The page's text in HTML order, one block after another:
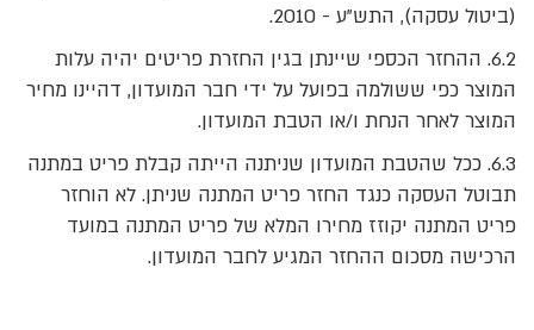
(ביטול עסקה), התש"ע - 2010.
6.2. ההחזר הכספי שיינתן בגין החזרת פריטים יהיה עלות
המוצר כפי ששולמה בפועל על ידי חבר המועדון, דהיינו מחיר
המוצר לאחר הנחת ו/או הטבת המועדון.
6.3. ככל שהטבת המועדון שניתנה הייתה קבלת פריט במתנה
תבוטל העסקה כנגד החזר פריט המתנה שניתן. לא הוחזר
פריט המתנה יקוזז מחירו המלא של פריט המתנה במועד
הרכישה מסכום ההחזר המגיע לחבר המועדון.